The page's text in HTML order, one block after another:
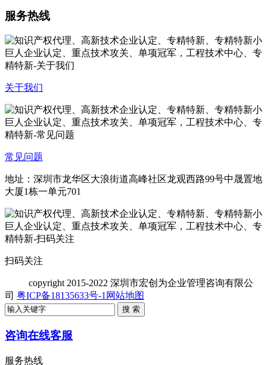
服务热线
关于我们
常见问题
地址：深圳市龙华区大浪街道高峰社区龙观西路99号中晟置地
大厦1栋一单元701
扫码关注
copyright 2015-2022 深圳市宏创为企业管理咨询有限公
司 粤ICP备18135633号-1 网站地图
咨询在线客服
服务热线